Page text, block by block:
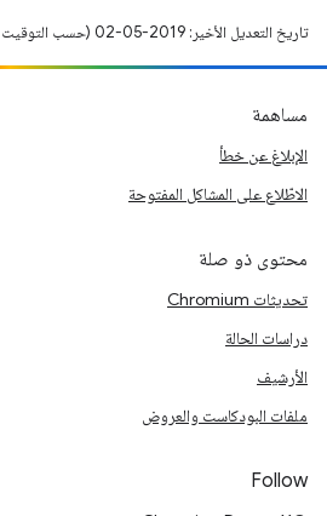
تاريخ التعديل الأخير: 2019-05-02 (حسب التوقيت العالمي المتفَّق عليه)
مساهمة
الإبلاغ عن خطأ
الاطّلاع على المشاكل المفتوحة
محتوى ذو صلة
تحديثات Chromium
دراسات الحالة
الأرشيف
ملفات البودكاست والعروض
Follow